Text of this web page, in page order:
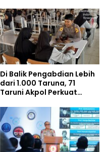
Di Balik Pengabdian Lebih
dari 1.000 Taruna, 71
Taruni Akpol Perkuat
Siswa Sekolah Rakyat